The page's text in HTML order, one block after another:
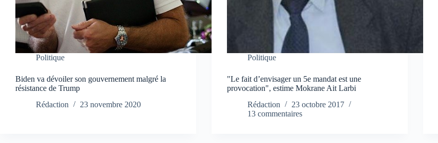
Politique
Biden va dévoiler son gouvernement malgré la
résistance de Trump
Rédaction
23 novembre 2020
Politique
"Le fait d’envisager un 5e mandat est une
provocation", estime Mokrane Ait Larbi
Rédaction
23 octobre 2017
13 commentaires